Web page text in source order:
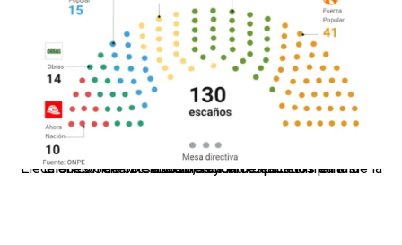
El JNE oficializó la distribución de escaños para la elección de 60 senadores y 130 diputados en las Elecciones Generales 2026, tras el restablecimiento de la Bicameralidad.